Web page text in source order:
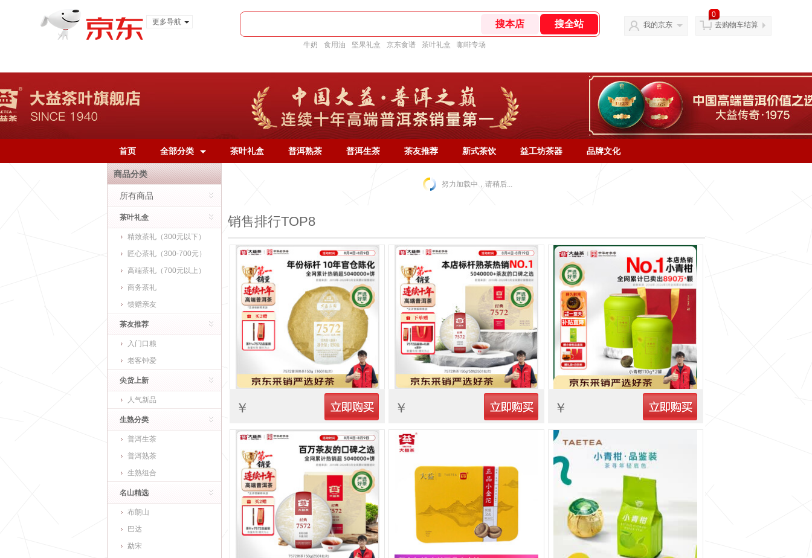
更多导航
牛奶 食用油 坚果礼盒 京东食谱 茶叶礼盒 咖啡专场
我的京东
0
去购物车结算
首页 全部分类 茶叶礼盒 普洱熟茶 普洱生茶 茶友推荐 新式茶饮 益工坊茶器 品牌文化
商品分类
所有商品
茶叶礼盒
精致茶礼（300元以下）
匠心茶礼（300-700元）
高端茶礼（700元以上）
商务茶礼
馈赠亲友
茶友推荐
入门口粮
老客钟爱
尖货上新
人气新品
生熟分类
普洱生茶
普洱熟茶
生熟组合
名山精选
布朗山
巴达
勐宋
努力加载中，请稍后...
销售排行TOP8
￥ 立即购买 ￥ 立即购买 ￥ 立即购买